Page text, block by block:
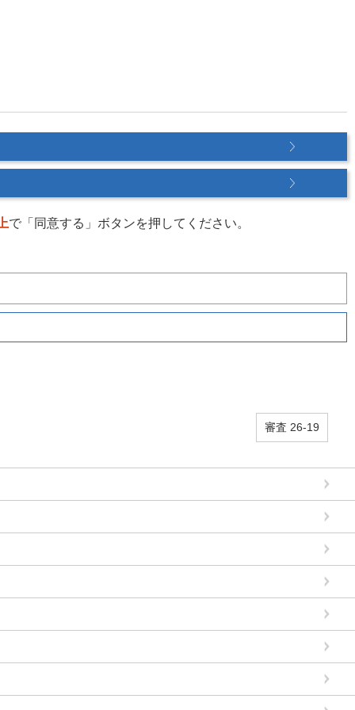
で「同意する」ボタンを押してください。
審査 26-19